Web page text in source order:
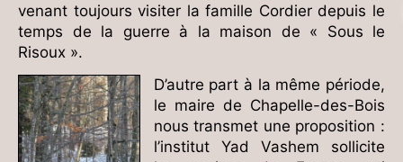
venant toujours visiter la famille Cordier depuis le
temps de la guerre à la maison de « Sous le
Risoux ».
D’autre part à la même période,
le maire de Chapelle-des-Bois
nous transmet une proposition :
l’institut Yad Vashem sollicite